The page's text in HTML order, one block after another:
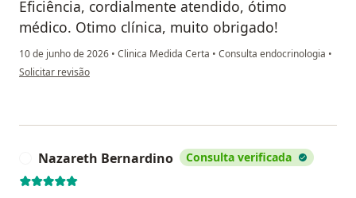
Eficiência, cordialmente atendido, ótimo
médico. Otimo clínica, muito obrigado!
10 de junho de 2026 • Clinica Medida Certa • Consulta endocrinologia •
na opinião do utilizador ED
Solicitar revisão
Nazareth Bernardino Consulta verificada